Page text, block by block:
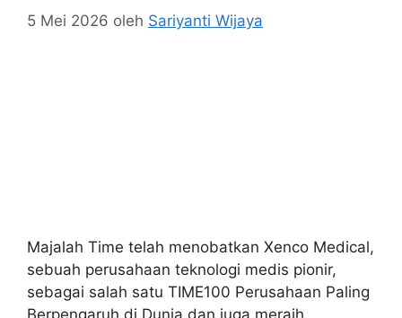
5 Mei 2026 oleh Sariyanti Wijaya
sebuah perusahaan teknologi medis pionir,
sebagai salah satu TIME100 Perusahaan Paling
Berpengaruh di Dunia dan juga meraih
Penghargaan TIME100 Impact Award 2026 di